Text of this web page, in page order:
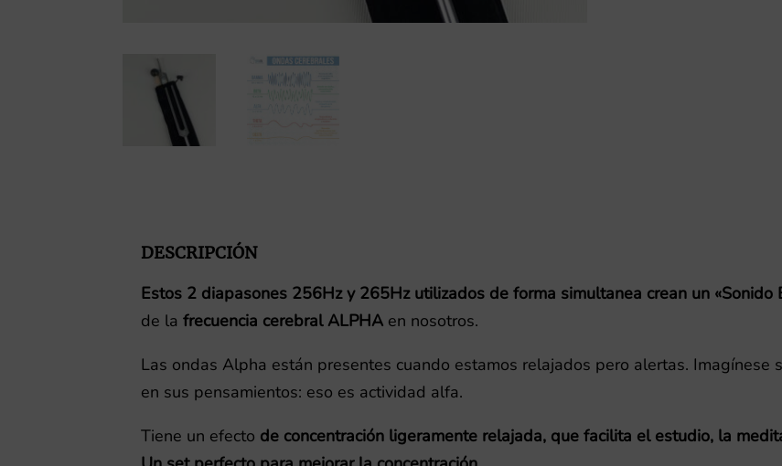
DESCRIPCIÓN
Estos 2 diapasones 256Hz y 265Hz utilizados de forma simultanea crean un «Sonido
de la frecuencia cerebral ALPHA en nosotros.
Las ondas Alpha están presentes cuando estamos relajados pero alertas.
en sus pensamientos: eso es actividad alfa.
Tiene un efecto de concentración ligeramente relajada, que facilita el estudio, la